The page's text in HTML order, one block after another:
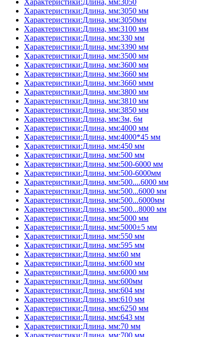
Характеристики:Длина, мм:3050
Характеристики:Длина, мм:3050 мм
Характеристики:Длина, мм:3050мм
Характеристики:Длина, мм:3100 мм
Характеристики:Длина, мм:330 мм
Характеристики:Длина, мм:3390 мм
Характеристики:Длина, мм:3500 мм
Характеристики:Длина, мм:3600 мм
Характеристики:Длина, мм:3660 мм
Характеристики:Длина, мм:3660 ммм
Характеристики:Длина, мм:3800 мм
Характеристики:Длина, мм:3810 мм
Характеристики:Длина, мм:3850 мм
Характеристики:Длина, мм:3м, 6м
Характеристики:Длина, мм:4000 мм
Характеристики:Длина, мм:4000*45 мм
Характеристики:Длина, мм:450 мм
Характеристики:Длина, мм:500 мм
Характеристики:Длина, мм:500-6000 мм
Характеристики:Длина, мм:500-6000мм
Характеристики:Длина, мм:500....6000 мм
Характеристики:Длина, мм:500...6000 мм
Характеристики:Длина, мм:500...6000мм
Характеристики:Длина, мм:500...8000 мм
Характеристики:Длина, мм:5000 мм
Характеристики:Длина, мм:5000±5 мм
Характеристики:Длина, мм:550 мм
Характеристики:Длина, мм:595 мм
Характеристики:Длина, мм:60 мм
Характеристики:Длина, мм:600 мм
Характеристики:Длина, мм:6000 мм
Характеристики:Длина, мм:600мм
Характеристики:Длина, мм:604 мм
Характеристики:Длина, мм:610 мм
Характеристики:Длина, мм:6250 мм
Характеристики:Длина, мм:643 мм
Характеристики:Длина, мм:70 мм
Характеристики:Длина, мм:700 мм